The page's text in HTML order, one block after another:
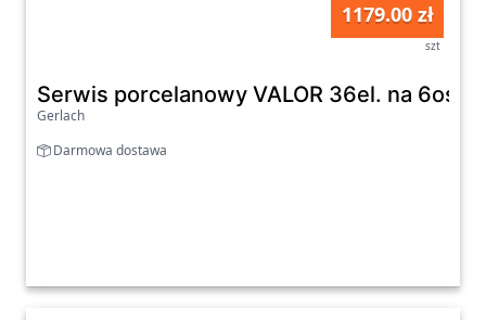
1179.00 zł
szt
Serwis porcelanowy VALOR 36el. na
Gerlach
Darmowa dostawa